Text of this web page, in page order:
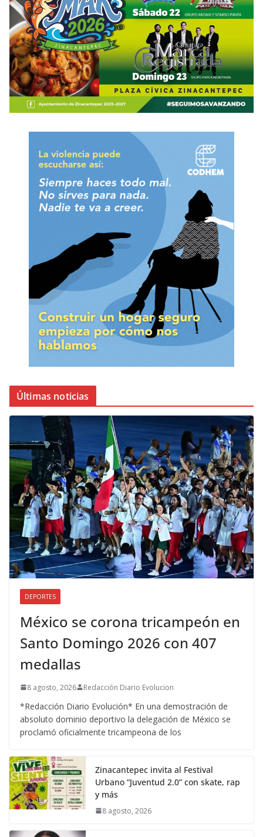
Últimas noticias
DEPORTES
México se corona tricampeón en
Santo Domingo 2026 con 407
medallas
8 agosto, 2026 Redacción Diario Evolucion
*Redacción Diario Evolución* En una demostración de
absoluto dominio deportivo la delegación de México se
proclamó oficialmente tricampeona de los
Zinacantepec invita al Festival
Urbano “Juventud 2.0” con skate, rap
y más
8 agosto, 2026